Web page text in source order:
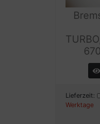
Lieferzeit:
Werktage